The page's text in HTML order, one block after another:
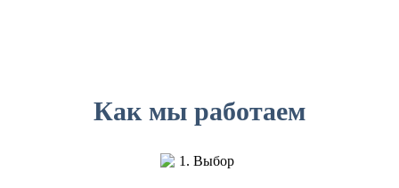
Как мы работаем